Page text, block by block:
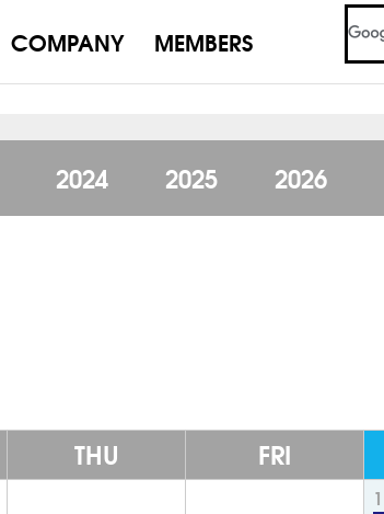
COMPANY MEMBERS
2024 2025 2026
THU FRI
1